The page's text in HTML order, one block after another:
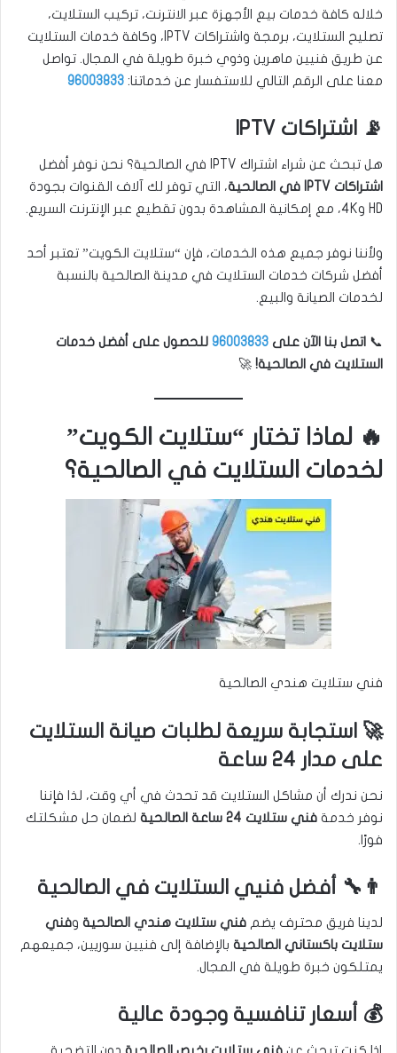
خلاله كافة خدمات بيع الأجهزة عبر الانترنت، تركيب الستلايت،
تصليح الستلايت، برمجة واشتراكات IPTV، وكافة خدمات الستلايت
عن طريق فنيين ماهرين وذوي خبرة طويلة في المجال. تواصل
معنا على الرقم التالي للاستفسار عن خدماتنا: 96003833
📡 اشتراكات IPTV
هل تبحث عن شراء اشتراك IPTV في الصالحية؟ نحن نوفر أفضل
اشتراكات IPTV في الصالحية
، التي توفر لك آلاف القنوات بجودة
HD و4K، مع إمكانية المشاهدة بدون تقطيع عبر الإنترنت السريع.
ولأننا نوفر جميع هذه الخدمات، فإن “ستلايت الكويت” تعتبر أحد
أفضل شركات خدمات الستلايت في مدينة الصالحية بالنسبة
لخدمات الصيانة والبيع.
📞 اتصل بنا الآن على 96003833 للحصول على أفضل خدمات
الستلايت في الصالحية! 🚀
🔥 لماذا تختار “ستلايت الكويت”
لخدمات الستلايت في الصالحية؟
فني ستلايت هندي الصالحية
🚀 استجابة سريعة لطلبات صيانة الستلايت
على مدار 24 ساعة
نحن ندرك أن مشاكل الستلايت قد تحدث في أي وقت، لذا فإننا
نوفر خدمة فني ستلايت 24 ساعة الصالحية
لضمان حل مشكلتك
فورًا.
👨‍🔧 أفضل فنيي الستلايت في الصالحية
لدينا فريق محترف يضم فني ستلايت هندي الصالحية وفني
ستلايت باكستاني الصالحية بالإضافة إلى فنيين سوريين، جميعهم
يمتلكون خبرة طويلة في المجال.
💰 أسعار تنافسية وجودة عالية
إذا كنت تبحث عن فني ستلايت رخيص الصالحية دون التضحية